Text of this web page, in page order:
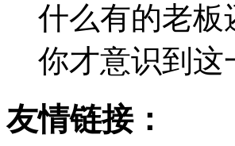
什么有的老板
你才意识到
友情链接：